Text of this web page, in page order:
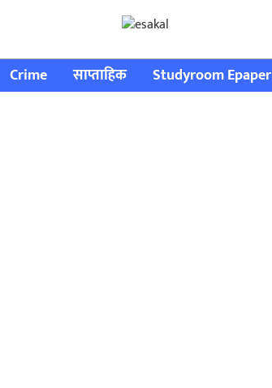
Crime साप्ताहिक Studyroom Epaper